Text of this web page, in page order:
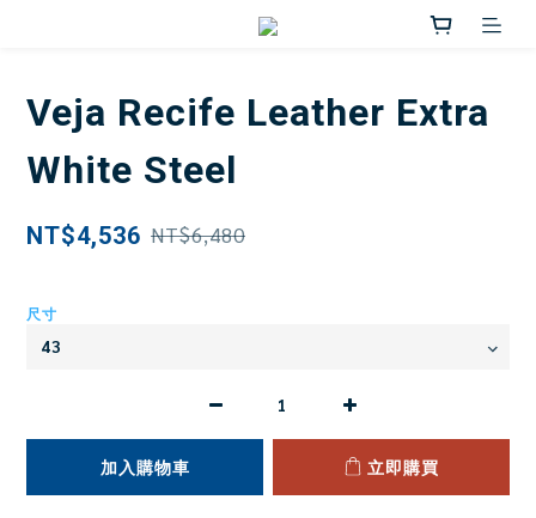
Veja Recife Leather Extra
White Steel
NT$4,536 NT$6,480
尺寸
加入購物車 立即購買